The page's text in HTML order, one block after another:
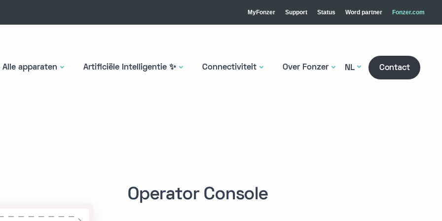
MyFonzer Support Status Word partner Fonzer.com
Alle apparaten Artificiële Intelligentie ✨ Connectiviteit Over Fonzer NL Contact
Operator Console